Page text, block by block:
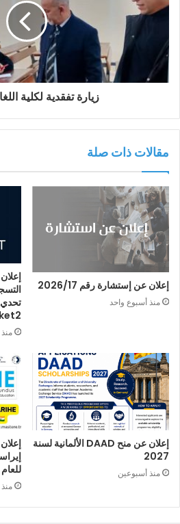
زيارة تفقدية لكلية
مقالات ذات صلة
إعلان عن إستشارة رقم 2026/17
منذ أسبوع واحد
إعلان عن منح DAAD الألمانية لسنة
2027
منذ أسبوعين
للعام
منذ 4 أسابيع